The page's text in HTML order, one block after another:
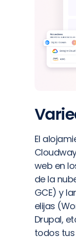
El
web en
de la
GCE) y
elijas
Drupal,
todos